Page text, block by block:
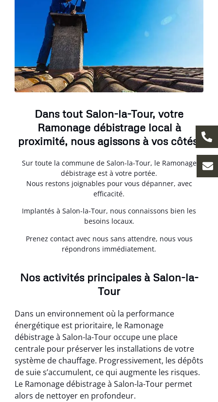
Dans tout Salon-la-Tour, votre
Ramonage débistrage local à
proximité, nous agissons à vos côtés.
Sur toute la commune de Salon-la-Tour, le Ramonage
débistrage est à votre portée.
Nous restons joignables pour vous dépanner, avec
efficacité.
Implantés à Salon-la-Tour, nous connaissons bien les
besoins locaux.
Prenez contact avec nous sans attendre, nous vous
répondrons immédiatement.
Nos activités principales à Salon-la-
Tour
Dans un environnement où la performance
énergétique est prioritaire, le Ramonage
débistrage à Salon-la-Tour occupe une place
centrale pour préserver les installations de votre
système de chauffage. Progressivement, les dépôts
de suie s’accumulent, ce qui augmente les risques.
Le Ramonage débistrage à Salon-la-Tour permet
alors de nettoyer en profondeur.